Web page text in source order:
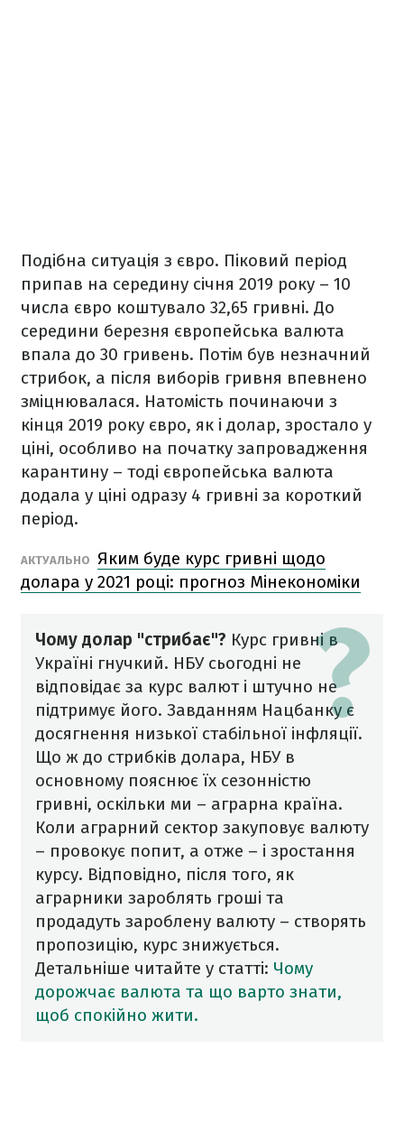
Подібна ситуація з євро. Піковий період
припав на середину січня 2019 року – 10
числа євро коштувало 32,65 гривні. До
середини березня європейська валюта
впала до 30 гривень. Потім був незначний
стрибок, а після виборів гривня впевнено
зміцнювалася. Натомість починаючи з
кінця 2019 року євро, як і долар, зростало у
ціні, особливо на початку запровадження
карантину – тоді європейська валюта
додала у ціні одразу 4 гривні за короткий
період.
АКТУАЛЬНО Яким буде курс гривні щодо
долара у 2021 році: прогноз Мінекономіки
Чому долар "стрибає"? Курс гривні в
Україні гнучкий. НБУ сьогодні не
відповідає за курс валют і штучно не
підтримує його. Завданням Нацбанку є
досягнення низької стабільної інфляції.
Що ж до стрибків долара, НБУ в
основному пояснює їх сезонністю
гривні, оскільки ми – аграрна країна.
Коли аграрний сектор закуповує валюту
– провокує попит, а отже – і зростання
курсу. Відповідно, після того, як
аграрники зароблять гроші та
продадуть зароблену валюту – створять
пропозицію, курс знижується.
Детальніше читайте у статті: Чому
дорожчає валюта та що варто знати,
щоб спокійно жити.